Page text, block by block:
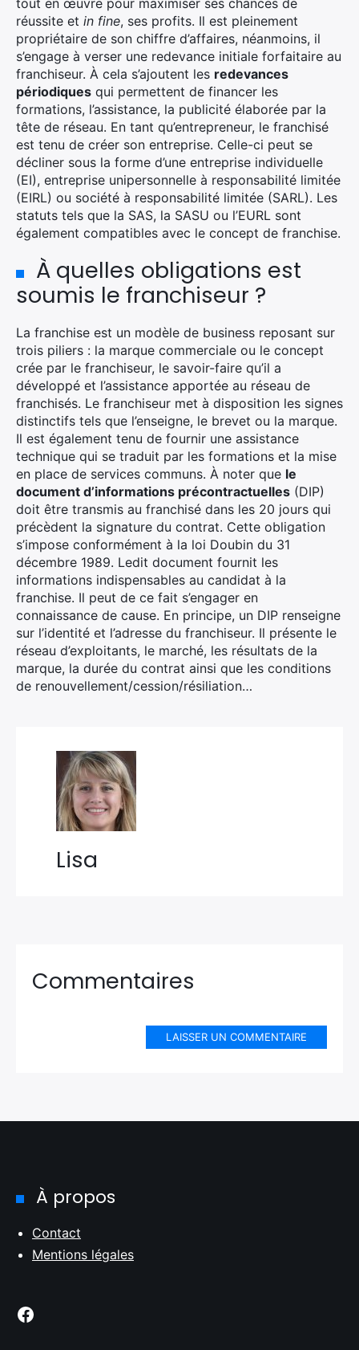
réussite et in fine, ses profits. Il est pleinement
propriétaire de son chiffre d’affaires, néanmoins, il
s’engage à verser une redevance initiale forfaitaire au
franchiseur. À cela s’ajoutent les redevances
périodiques qui permettent de financer les
formations, l’assistance, la publicité élaborée par la
tête de réseau. En tant qu’entrepreneur, le franchisé
est tenu de créer son entreprise. Celle-ci peut se
décliner sous la forme d’une entreprise individuelle
(EI), entreprise unipersonnelle à responsabilité limitée
(EIRL) ou société à responsabilité limitée (SARL). Les
statuts tels que la SAS, la SASU ou l’EURL sont
également compatibles avec le concept de franchise.
À quelles obligations est
soumis le franchiseur ?
La franchise est un modèle de business reposant sur
trois piliers : la marque commerciale ou le concept
crée par le franchiseur, le savoir-faire qu’il a
développé et l’assistance apportée au réseau de
franchisés. Le franchiseur met à disposition les signes
distinctifs tels que l’enseigne, le brevet ou la marque.
Il est également tenu de fournir une assistance
technique qui se traduit par les formations et la mise
en place de services communs. À noter que le
document d’informations précontractuelles (DIP)
doit être transmis au franchisé dans les 20 jours qui
précèdent la signature du contrat. Cette obligation
s’impose conformément à la loi Doubin du 31
décembre 1989. Ledit document fournit les
informations indispensables au candidat à la
franchise. Il peut de ce fait s’engager en
connaissance de cause. En principe, un DIP renseigne
sur l’identité et l’adresse du franchiseur. Il présente le
réseau d’exploitants, le marché, les résultats de la
marque, la durée du contrat ainsi que les conditions
de renouvellement/cession/résiliation…
Lisa
Commentaires
LAISSER UN COMMENTAIRE
À propos
Contact
Mentions légales
Facebook
Rechercher
: